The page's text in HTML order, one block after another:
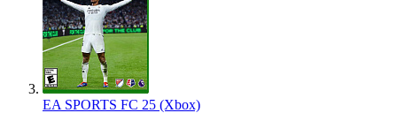
EA SPORTS FC 25 (Xbox)